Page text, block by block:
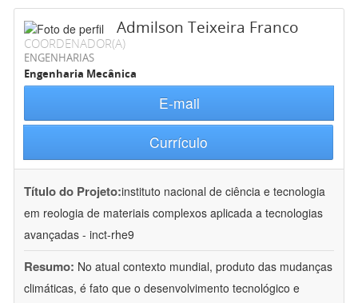
Admilson Teixeira Franco
COORDENADOR(A)
ENGENHARIAS
Engenharia Mecânica
E-mail
Currículo
Título do Projeto:instituto nacional de ciência e tecnologia
em reologia de materiais complexos aplicada a tecnologias
avançadas - inct-rhe9
Resumo: No atual contexto mundial, produto das mudanças
climáticas, é fato que o desenvolvimento tecnológico e